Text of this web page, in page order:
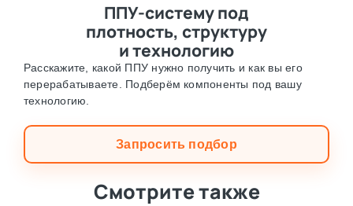
ППУ-систему под
плотность, структуру
и технологию
Расскажите, какой ППУ нужно получить и как вы его
перерабатываете. Подберём компоненты под вашу
технологию.
Запросить подбор
Смотрите также